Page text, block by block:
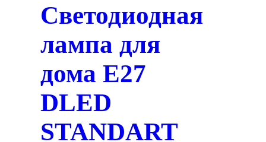
Светодиодная
лампа для
дома E27
DLED
STANDART